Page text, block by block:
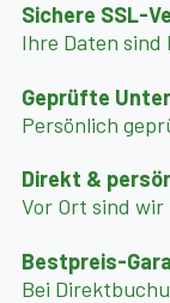
Sichere SSL-
Ihre Daten sind
Geprüfte
Persönlich
Direkt &
Vor Ort sind wir
Bestpreis-
Bei